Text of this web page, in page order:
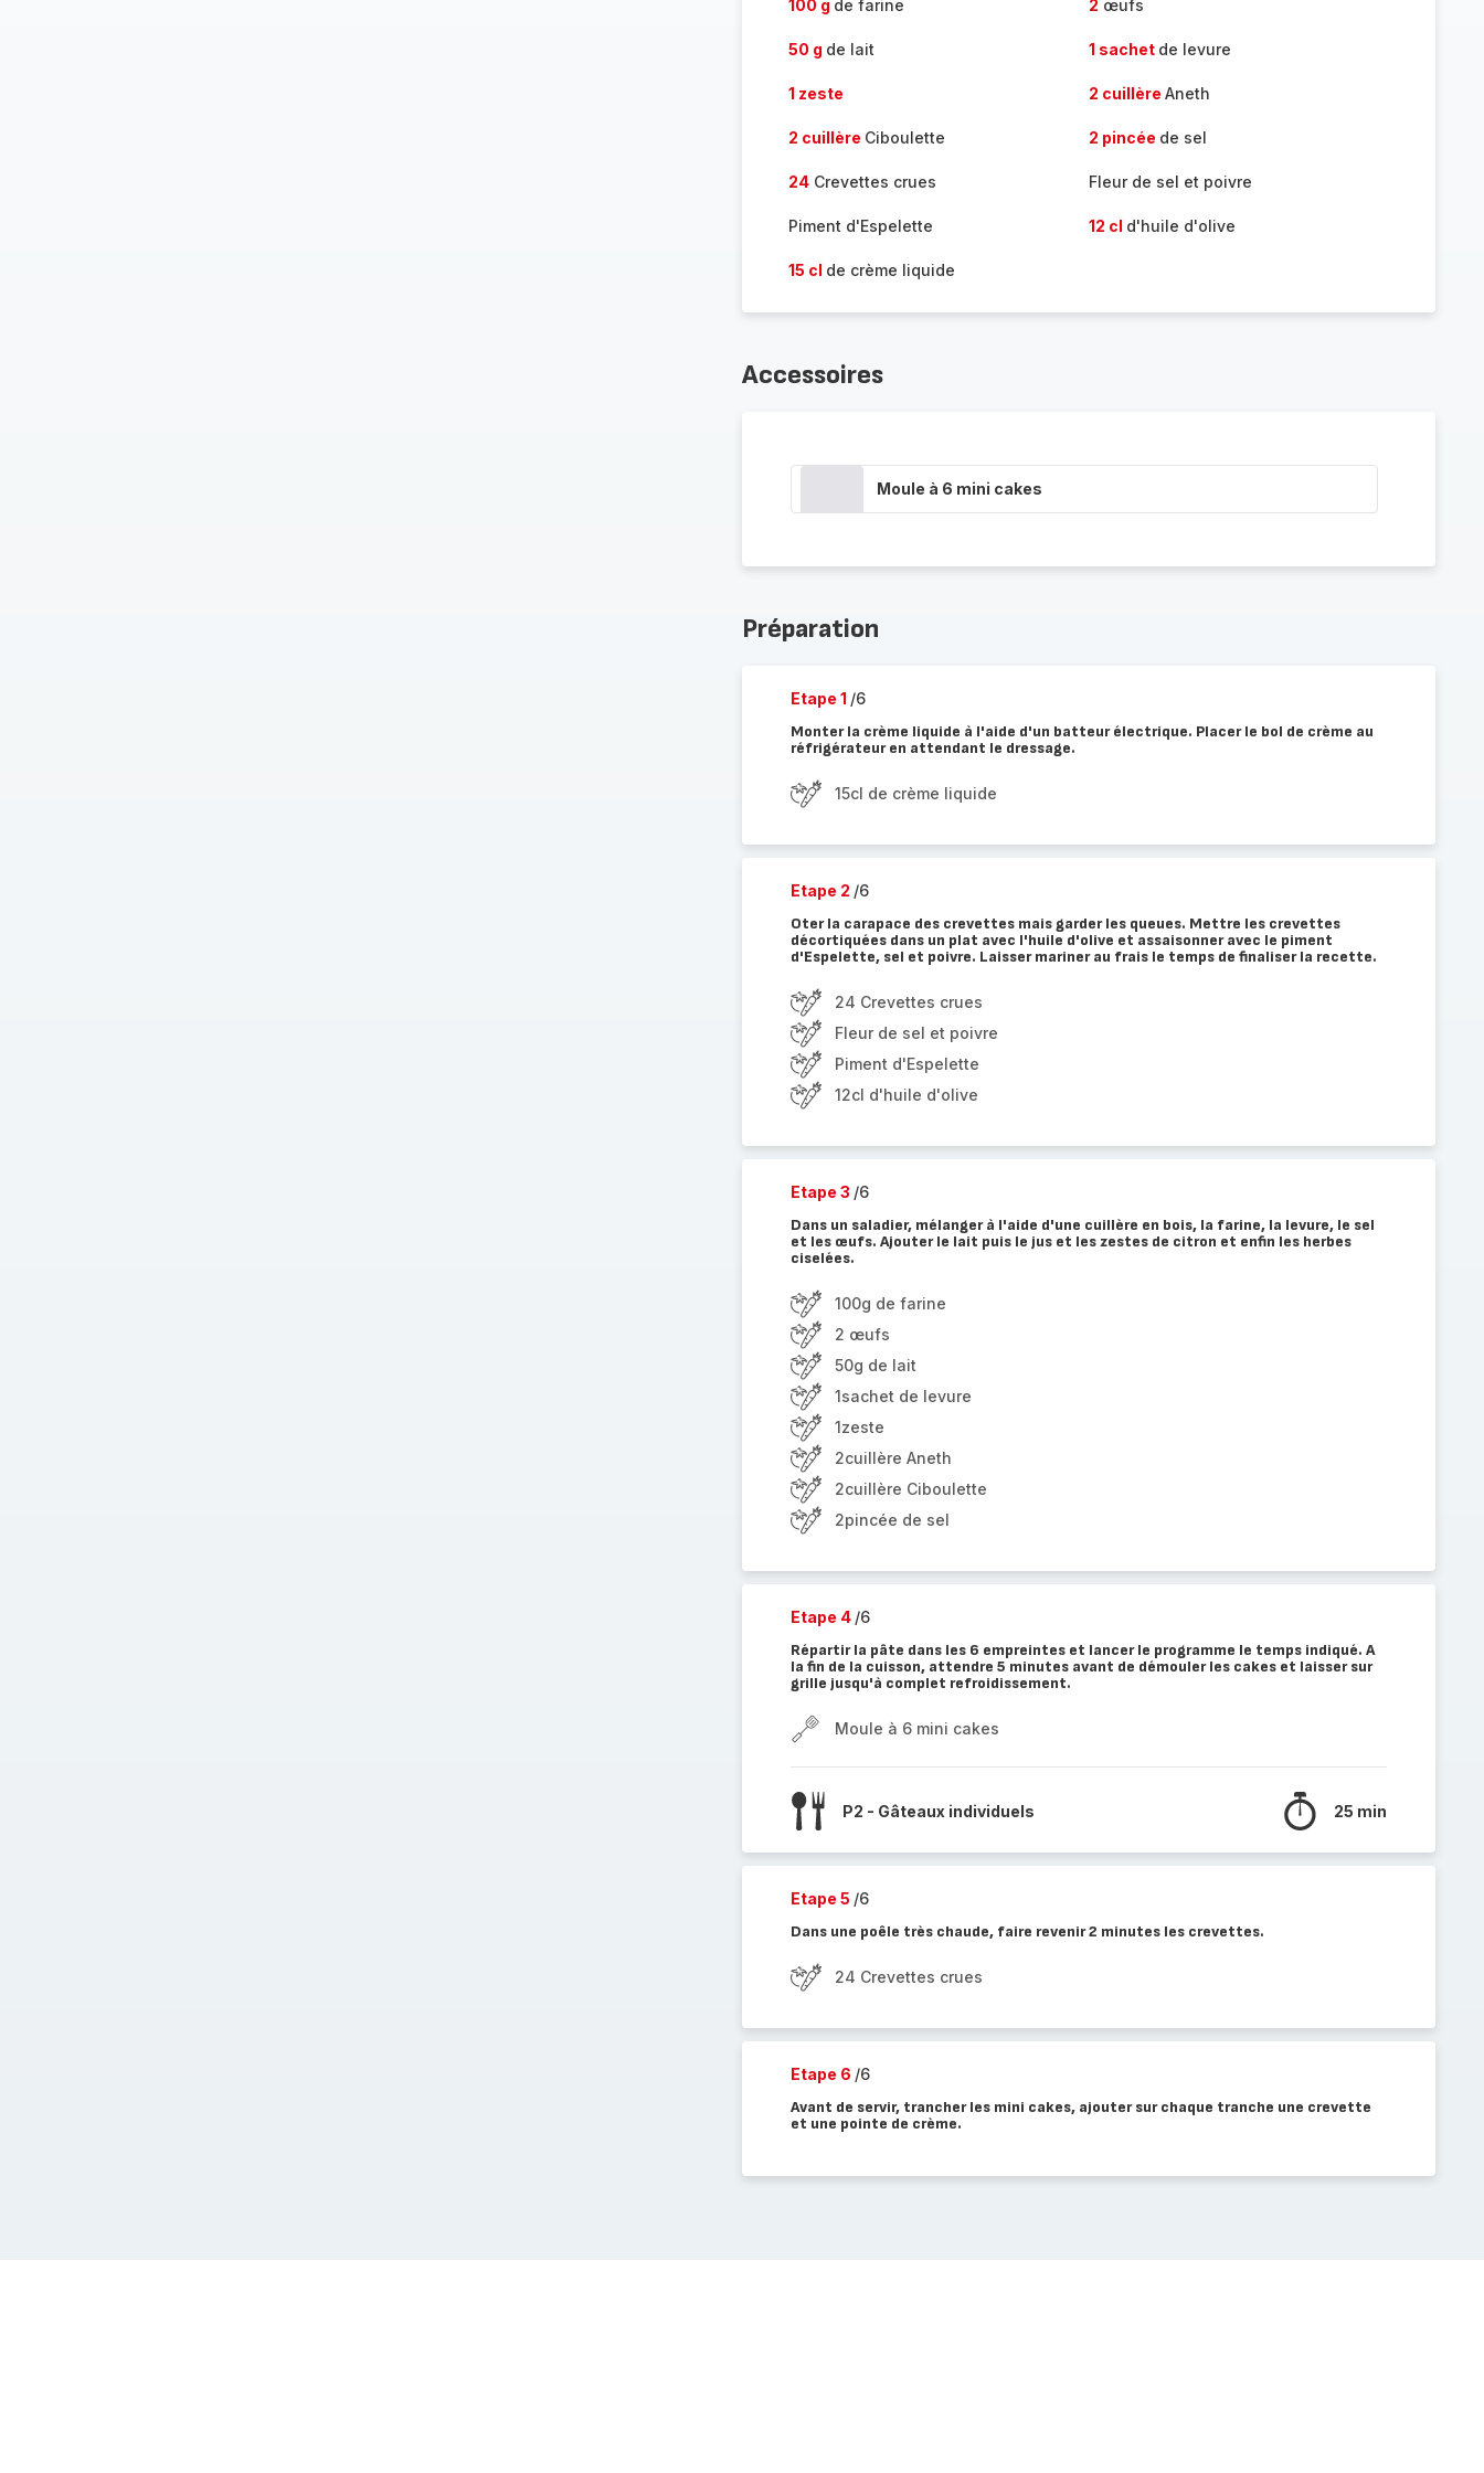
100 g de farine 2 œufs
50 g de lait 1 sachet de levure
1 zeste 2 cuillère Aneth
2 cuillère Ciboulette 2 pincée de sel
24Crevettes crues Fleur de sel et poivre
Piment d'Espelette 12 cl d'huile d'olive
15 cl de crème liquide
Accessoires
Moule à 6 mini cakes
Préparation
Etape 1 /6
Monter la crème liquide à l'aide d'un batteur électrique. Placer le bol de crème au
réfrigérateur en attendant le dressage.
15cl de crème liquide
Etape 2 /6
Oter la carapace des crevettes mais garder les queues. Mettre les crevettes
décortiquées dans un plat avec l'huile d'olive et assaisonner avec le piment
d'Espelette, sel et poivre. Laisser mariner au frais le temps de finaliser la recette.
24 Crevettes crues
Fleur de sel et poivre
Piment d'Espelette
12cl d'huile d'olive
Etape 3 /6
Dans un saladier, mélanger à l'aide d'une cuillère en bois, la farine, la levure, le sel
et les œufs. Ajouter le lait puis le jus et les zestes de citron et enfin les herbes
ciselées.
100g de farine
2 œufs
50g de lait
1sachet de levure
1zeste
2cuillère Aneth
2cuillère Ciboulette
2pincée de sel
Etape 4 /6
Répartir la pâte dans les 6 empreintes et lancer le programme le temps indiqué. A
la fin de la cuisson, attendre 5 minutes avant de démouler les cakes et laisser sur
grille jusqu'à complet refroidissement.
Moule à 6 mini cakes
P2 - Gâteaux individuels 25 min
Etape 5 /6
Dans une poêle très chaude, faire revenir 2 minutes les crevettes.
24 Crevettes crues
Etape 6 /6
Avant de servir, trancher les mini cakes, ajouter sur chaque tranche une crevette
et une pointe de crème.